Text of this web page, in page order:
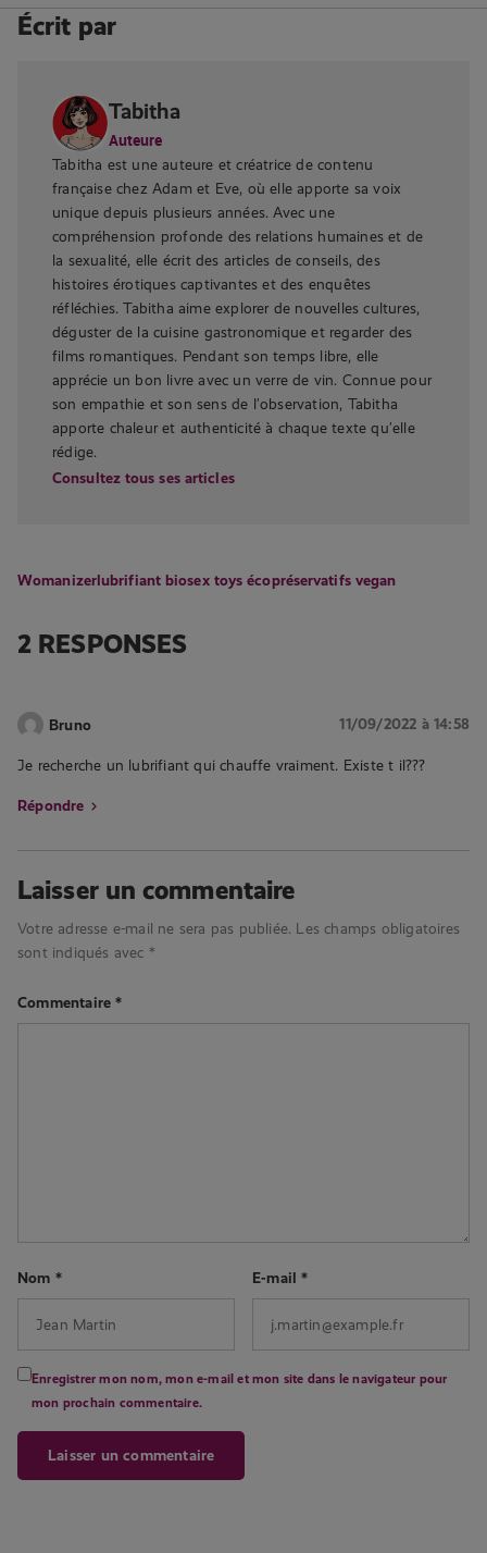
Écrit par
Tabitha
Auteure
Tabitha est une auteure et créatrice de contenu
française chez Adam et Eve, où elle apporte sa voix
unique depuis plusieurs années. Avec une
compréhension profonde des relations humaines et de
la sexualité, elle écrit des articles de conseils, des
histoires érotiques captivantes et des enquêtes
réfléchies. Tabitha aime explorer de nouvelles cultures,
déguster de la cuisine gastronomique et regarder des
films romantiques. Pendant son temps libre, elle
apprécie un bon livre avec un verre de vin. Connue pour
son empathie et son sens de l’observation, Tabitha
apporte chaleur et authenticité à chaque texte qu’elle
rédige.
Consultez tous ses articles
Womanizerlubrifiant biosex toys écopréservatifs vegan
2 RESPONSES
Bruno 11/09/2022 à 14:58
Je recherche un lubrifiant qui chauffe vraiment. Existe t il???
Répondre
Laisser un commentaire
Votre adresse e-mail ne sera pas publiée. Les champs obligatoires
sont indiqués avec *
Commentaire*
Nom * E-mail*
Enregistrer mon nom, mon e-mail et mon site dans le navigateur pour
mon prochain commentaire.